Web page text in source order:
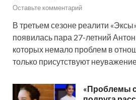
Оставьте комментарий
В третьем сезоне реалити
появилась пара 27-летний
которых немало проблем в
только присутствуют
«Проблемы